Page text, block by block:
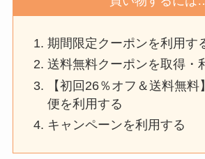
期間限定クーポンを利用す
送料無料クーポンを取得・
【初回26％オフ＆送料無
便を利用する
キャンペーンを利用する